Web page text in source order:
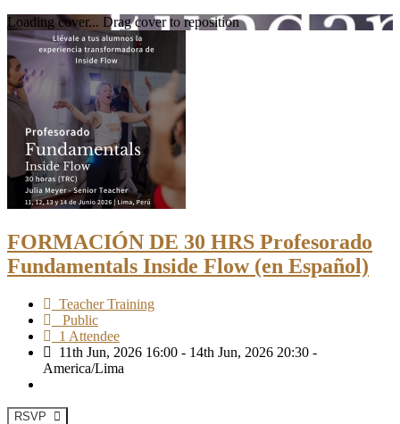
Loading cover... Drag cover to reposition
FORMACIÓN DE 30 HRS Profesorado
Fundamentals Inside Flow (en Español)
Teacher Training
Public
1 Attendee
11th Jun, 2026 16:00 - 14th Jun, 2026 20:30 -
America/Lima
RSVP